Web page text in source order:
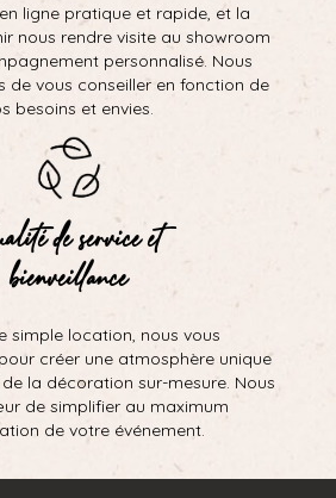
ligne pratique et rapide, et la
nous rendre visite au showroom
personnalisé. Nous
de vous conseiller en fonction de
besoins et envies.
de service et
bienveillance
simple location, nous vous
créer une atmosphère unique
la décoration sur-mesure. Nous
de simplifier au maximum
de votre événement.